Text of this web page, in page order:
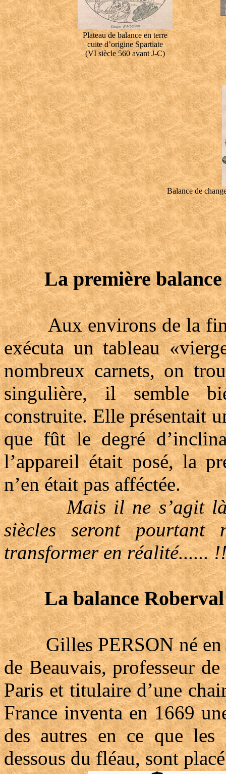
Plateau de balance en terre
cuite d’origine Spartiate
(VI siècle 560 avant J-C)
Balance de
La première
Aux environs de la fin
exécuta un tableau
nombreux carnets, on
singulière, il semble
construite. Elle présentait
que fût le degré
l’appareil était posé, la
n’en était pas afféctée.
Mais il ne s’agit
siècles seront
transformer en réalité......
La balance Roberval
Gilles PERSON né en
de Beauvais, professeur
Paris et titulaire d’une
France inventa en 1669
des autres en ce que
dessous du fléau, sont